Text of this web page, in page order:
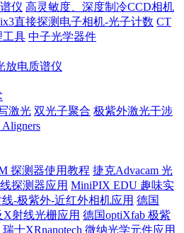
仪 高灵敏度、深度制冷CCD相机
直接探测电子相机-光子计数 CT
工具 中子光学器件
放电质谱仪
激光 双光子聚合 极紫外激光干涉
探测器使用教程 捷克Advacam 光
探测器应用 MiniPIX EDU 趣味实
线-极紫外-近红外相机应用 德国
X射线光栅应用 德国optiXfab 极紫
瑞士XRnanotech 微纳光学元件应用